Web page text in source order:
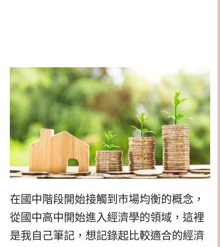
在國中階段開始接觸到市場均衡的概念，
從國中高中開始進入經濟學的領域，這裡
是我自己筆記，想記錄起比較適合的經濟